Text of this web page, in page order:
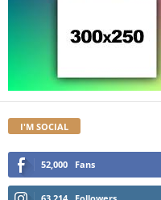
I'M SOCIAL
52,000 Fans